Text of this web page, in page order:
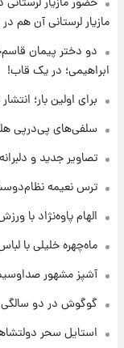
مازیار لرستانی آن هم
دو دختر پیمان
ابراهیمی؛ در یک قاب!
برای اولین بار؛
سلفی‌های پی‌درپی
تصاویر جدید و
ترس نعیمه
الهام پاوه‌نژاد با
ماه‌چهره خلیلی با
آشپز مشهور
گوگوش در دو سالگی و
استایل سحر